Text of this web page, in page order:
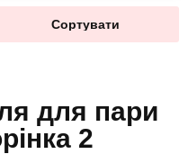
Сортувати
для пари
2